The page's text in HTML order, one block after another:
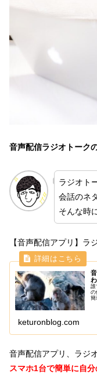
音声配信ラジオトーク
ラジオト
会話のネ
そんな時
【音声配信アプリ】ラ
誰
の
簡
keturonblog.com
音声配信アプリ、ラジ
スマホ1台で簡単に自